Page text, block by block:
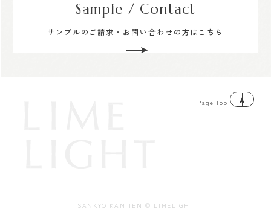
Sample / Contact
サンプルのご請求・お問い合わせの方はこちら
SANKYO KAMITEN © LIMELIGHT
Page Top